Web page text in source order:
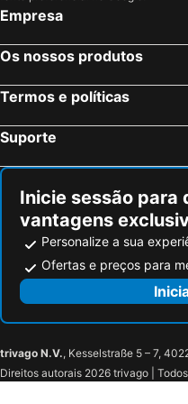
Zagreb, Zagreb Hotéis
Nin, Zadar Hotéis
Bol, Split-Dalmatia Hotéis
Empresa
Os nossos produtos
Termos e políticas
Suporte
Inicie sessão para
vantagens
Personalize a sua
Ofertas e preços para
trivago N.V., Kesselstraße 5 – 7,
Direitos autorais 2026 trivago |